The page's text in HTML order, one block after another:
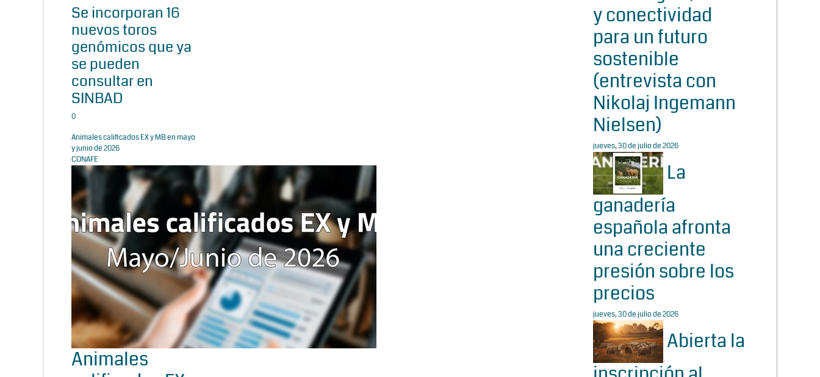
Se incorporan 16
nuevos toros
genómicos que ya
se pueden
consultar en
SINBAD
0
Animales calificados EX y MB en mayo
y junio de 2026
CONAFE
Animales
y conectividad
para un futuro
sostenible
(entrevista con
Nikolaj Ingemann
Nielsen)
jueves, 30 de julio de 2026
La
ganadería
española afronta
una creciente
presión sobre los
precios
jueves, 30 de julio de 2026
Abierta la